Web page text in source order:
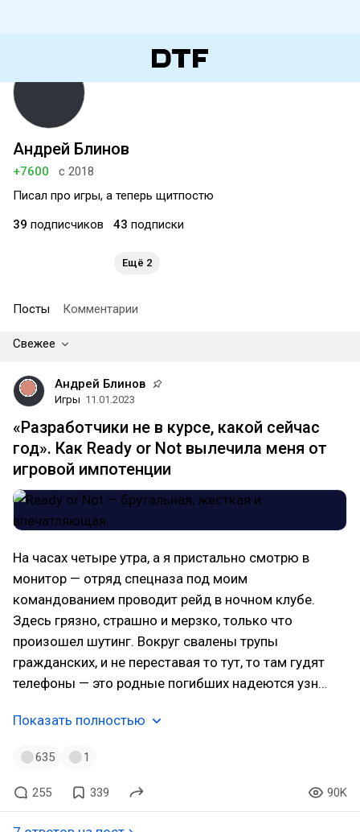
Андрей Блинов
+7600
с 2018
Писал про игры, а теперь щитпостю
39 подписчиков 43 подписки
Ещё 2
Посты Комментарии
Свежее
Андрей Блинов
Игры 11.01.2023
«Разработчики не в курсе, какой сейчас
год». Как Ready or Not вылечила меня от
игровой импотенции
На часах четыре утра, а я пристально смотрю в
монитор — отряд спецназа под моим
командованием проводит рейд в ночном клубе.
Здесь грязно, страшно и мерзко, только что
произошел шутинг. Вокруг свалены трупы
гражданских, и не переставая то тут, то там гудят
телефоны — это родные погибших надеются узн…
Показать полностью
635 1
255 339 90K